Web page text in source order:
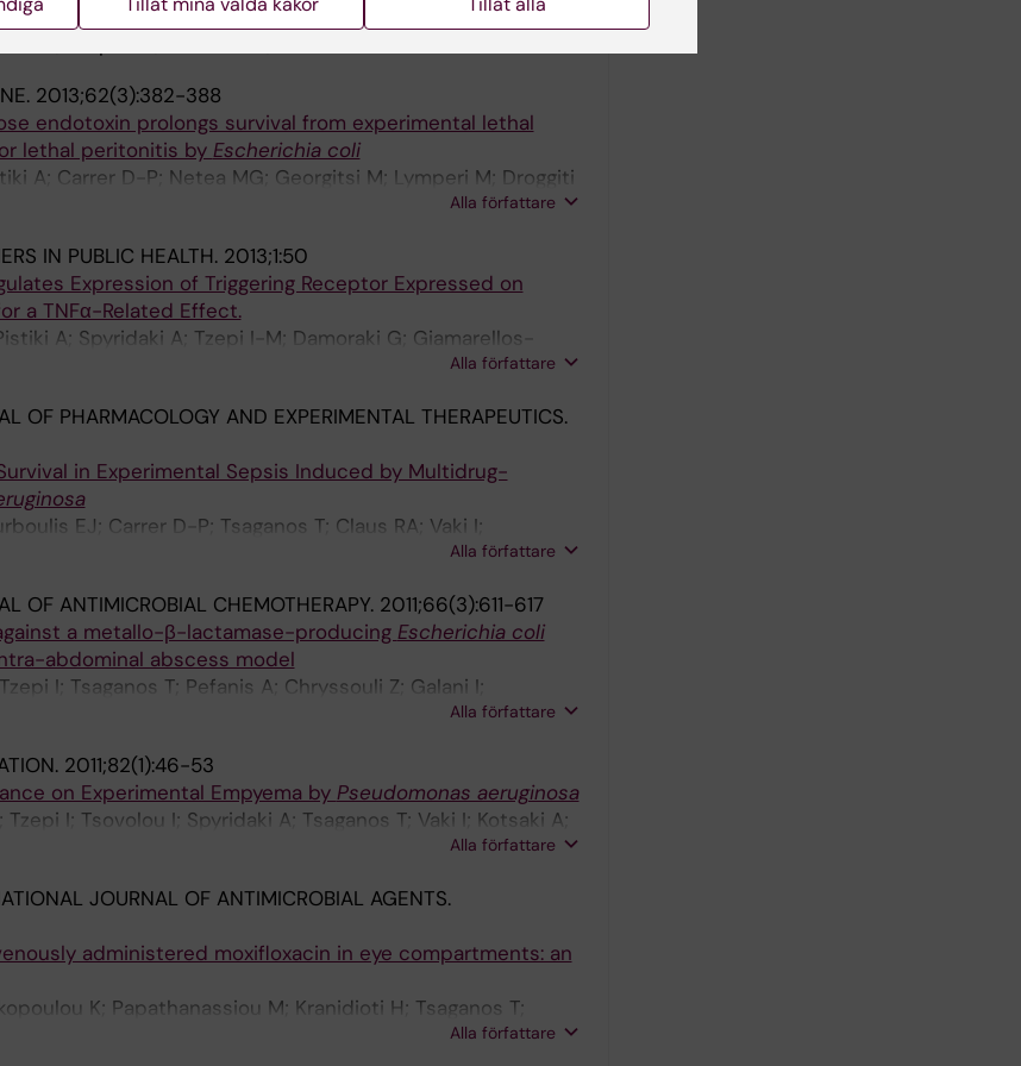
Due to Linezolid-ResistantEnterococcus faecium
2013;62(3):382-388
endotoxin prolongs survival from experimental lethal
lethal peritonitis by Escherichia coli
A; Carrer D-P; Netea MG; Georgitsi M; Lymperi M; Droggiti
Alla författare
IN PUBLIC HEALTH. 2013;1:50
Expression of Triggering Receptor Expressed on
a TNFα-Related Effect.
A; Spyridaki A; Tzepi I-M; Damoraki G; Giamarellos-
Alla författare
OF PHARMACOLOGY AND EXPERIMENTAL THERAPEUTICS.
in Experimental Sepsis Induced by Multidrug-
EJ; Carrer D-P; Tsaganos T; Claus RA; Vaki I;
V; Topouzis S; Bauer M; Papapetropoulos AAlla författare
OF ANTIMICROBIAL CHEMOTHERAPY. 2011;66(3):611-617
a metallo-β-lactamase-producing Escherichia coli
abdominal abscess model
I; Tsaganos T; Pefanis A; Chryssouli Z; Galani I;
Alla författare
2011;82(1):46-53
on Experimental Empyema by Pseudomonas aeruginosa
I; Tsovolou I; Spyridaki A; Tsaganos T; Vaki I; Kotsaki A;
Alla författare
JOURNAL OF ANTIMICROBIAL AGENTS.
administered moxifloxacin in eye compartments: an
K; Papathanassiou M; Kranidioti H; Tsaganos T;
Alla författare